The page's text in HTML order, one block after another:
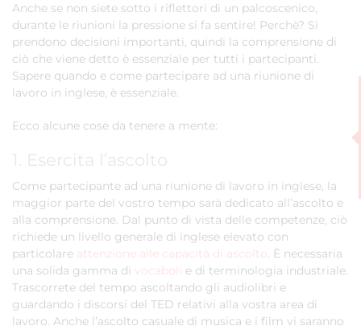
Anche se non siete sotto i riflettori di un palcoscenico,
durante le riunioni la pressione si fa sentire! Perchè? Si
prendono decisioni importanti, quindi la comprensione di
ciò che viene detto è essenziale per tutti i partecipanti.
Sapere quando e come partecipare ad una riunione di
lavoro in inglese, è essenziale.
Ecco alcune cose da tenere a mente:
1. Esercita l’ascolto
Come partecipante ad una riunione di lavoro in inglese, la
maggior parte del vostro tempo sarà dedicato all’ascolto e
alla comprensione. Dal punto di vista delle competenze, ciò
richiede un livello generale di inglese elevato con
particolare attenzione alle capacità di ascolto. È necessaria
una solida gamma di vocaboli
e di terminologia industriale.
Trascorrete del tempo ascoltando gli audiolibri e
guardando i discorsi del TED relativi alla vostra area di
lavoro. Anche l’ascolto casuale di musica e i film vi saranno